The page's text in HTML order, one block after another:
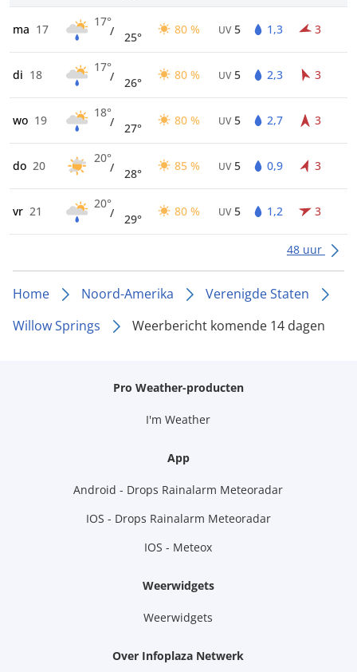
ma 17
17°
/ 25°
80 % UV 5 1,3 3
di 18
17°
/ 26°
80 % UV 5 2,3 3
wo 19
18°
/ 27°
80 % UV 5 2,7 3
do 20
20°
/ 28°
85 % UV 5 0,9 3
vr 21
20°
/ 29°
80 % UV 5 1,2 3
48 uur
Home Noord-Amerika
Verenigde Staten
Willow Springs
Weerbericht komende 14 dagen
Pro Weather-producten
I'm Weather
App
Android - Drops Rainalarm Meteoradar
IOS - Drops Rainalarm Meteoradar
IOS - Meteox
Weerwidgets
Weerwidgets
Over Infoplaza Netwerk